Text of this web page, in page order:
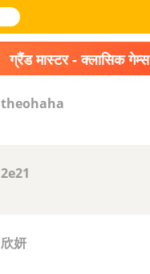
ग्रैंड मास्टर - क्लासिक गेम्स
theohaha
2e21
欣妍